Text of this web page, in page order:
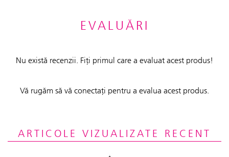
EVALUĂRI
Nu există recenzii. Fiți primul care a evaluat acest produs!
Vă rugăm să vă conectați pentru a evalua acest produs.
ARTICOLE VIZUALIZATE RECENT